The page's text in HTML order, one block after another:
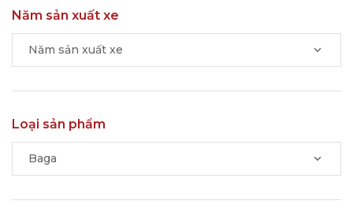
Năm sản xuất xe
Năm sản xuất xe
Loại sản phẩm
Baga